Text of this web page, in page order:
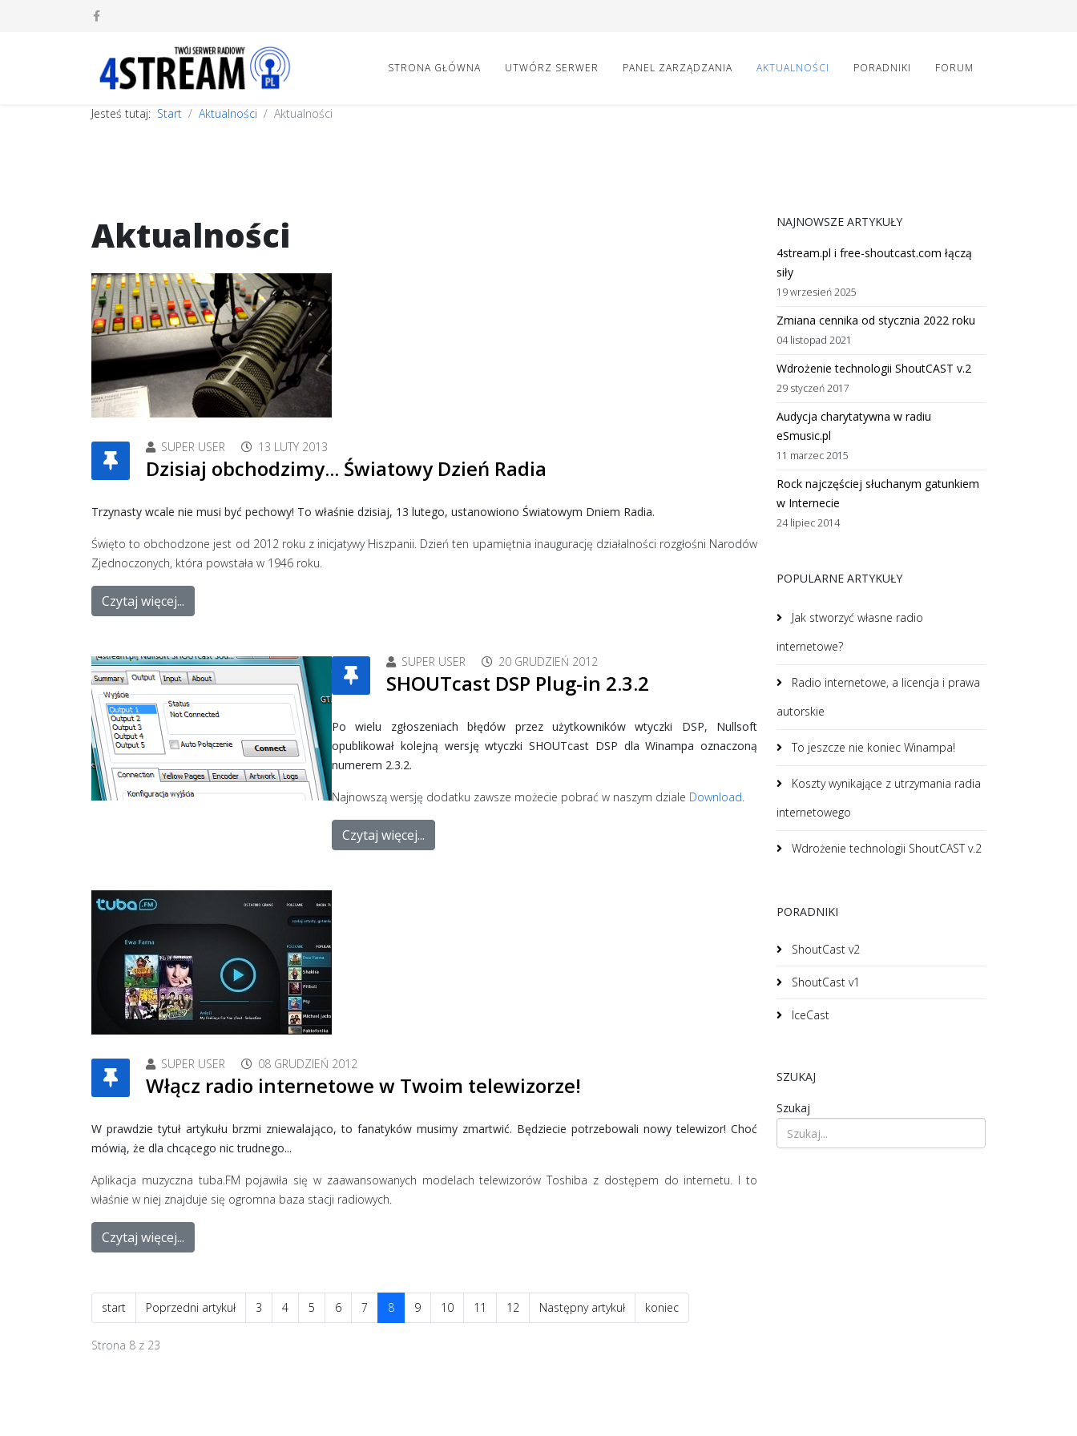
STRONA GŁÓWNA UTWÓRZ SERWER PANEL ZARZĄDZANIA AKTUALNOŚCI PORADNIKI FORUM
Jesteś tutaj: Start Aktualności Aktualności
Aktualności
SUPER USER 13 LUTY 2013
Dzisiaj obchodzimy... Światowy Dzień Radia
Trzynasty wcale nie musi być pechowy! To właśnie dzisiaj, 13 lutego, ustanowiono Światowym Dniem Radia.
Święto to obchodzone jest od 2012 roku z inicjatywy Hiszpanii. Dzień ten upamiętnia inaugurację działalności rozgłośni Narodów
Zjednoczonych, która powstała w 1946 roku.
Czytaj więcej...
SUPER USER 20 GRUDZIEŃ 2012
SHOUTcast DSP Plug-in 2.3.2
Po wielu zgłoszeniach błędów przez użytkowników wtyczki DSP, Nullsoft
opublikował kolejną wersję wtyczki SHOUTcast DSP dla Winampa oznaczoną
numerem 2.3.2.
Najnowszą wersję dodatku zawsze możecie pobrać w naszym dziale Download.
Czytaj więcej...
SUPER USER 08 GRUDZIEŃ 2012
Włącz radio internetowe w Twoim telewizorze!
W prawdzie tytuł artykułu brzmi zniewalająco, to fanatyków musimy zmartwić. Będziecie potrzebowali nowy telewizor! Choć
mówią, że dla chcącego nic trudnego...
Aplikacja muzyczna tuba.FM pojawiła się w zaawansowanych modelach telewizorów Toshiba z dostępem do internetu. I to
właśnie w niej znajduje się ogromna baza stacji radiowych.
Czytaj więcej...
start Poprzedni artykuł 3 4 5 6 7 8 9 10 11 12 Następny artykuł koniec
Strona 8 z 23
NAJNOWSZE ARTYKUŁY
4stream.pl i free-shoutcast.com łączą
siły
19 wrzesień 2025
Zmiana cennika od stycznia 2022 roku
04 listopad 2021
Wdrożenie technologii ShoutCAST v.2
29 styczeń 2017
Audycja charytatywna w radiu
eSmusic.pl
11 marzec 2015
Rock najczęściej słuchanym gatunkiem
w Internecie
24 lipiec 2014
POPULARNE ARTYKUŁY
Jak stworzyć własne radio
internetowe?
Radio internetowe, a licencja i prawa
autorskie
To jeszcze nie koniec Winampa!
Koszty wynikające z utrzymania radia
internetowego
Wdrożenie technologii ShoutCAST v.2
PORADNIKI
ShoutCast v2
ShoutCast v1
IceCast
SZUKAJ
Szukaj